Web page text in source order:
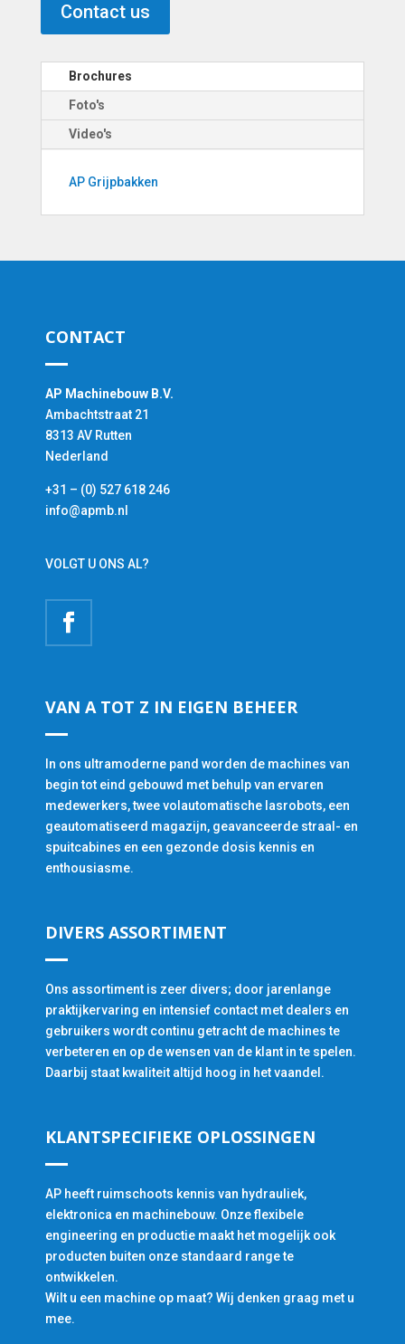
Contact us
Brochures
Foto's
Video's
AP Grijpbakken
CONTACT
AP Machinebouw B.V.
Ambachtstraat 21
8313 AV Rutten
Nederland
+31 – (0) 527 618 246
info@apmb.nl
VOLGT U ONS AL?
VAN A TOT Z IN EIGEN BEHEER
In ons ultramoderne pand worden de machines van
begin tot eind gebouwd met behulp van ervaren
medewerkers, twee volautomatische lasrobots, een
geautomatiseerd magazijn, geavanceerde straal- en
spuitcabines en een gezonde dosis kennis en
enthousiasme.
DIVERS ASSORTIMENT
Ons assortiment is zeer divers; door jarenlange
praktijkervaring en intensief contact met dealers en
gebruikers wordt continu getracht de machines te
verbeteren en op de wensen van de klant in te spelen.
Daarbij staat kwaliteit altijd hoog in het vaandel.
KLANTSPECIFIEKE OPLOSSINGEN
AP heeft ruimschoots kennis van hydrauliek,
elektronica en machinebouw. Onze flexibele
engineering en productie maakt het mogelijk ook
producten buiten onze standaard range te
ontwikkelen.
Wilt u een machine op maat? Wij denken graag met u
mee.